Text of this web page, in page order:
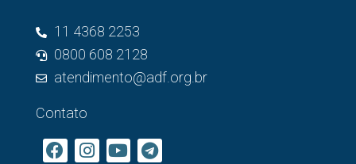
11 4368 2253
0800 608 2128
atendimento@adf.org.br
Contato